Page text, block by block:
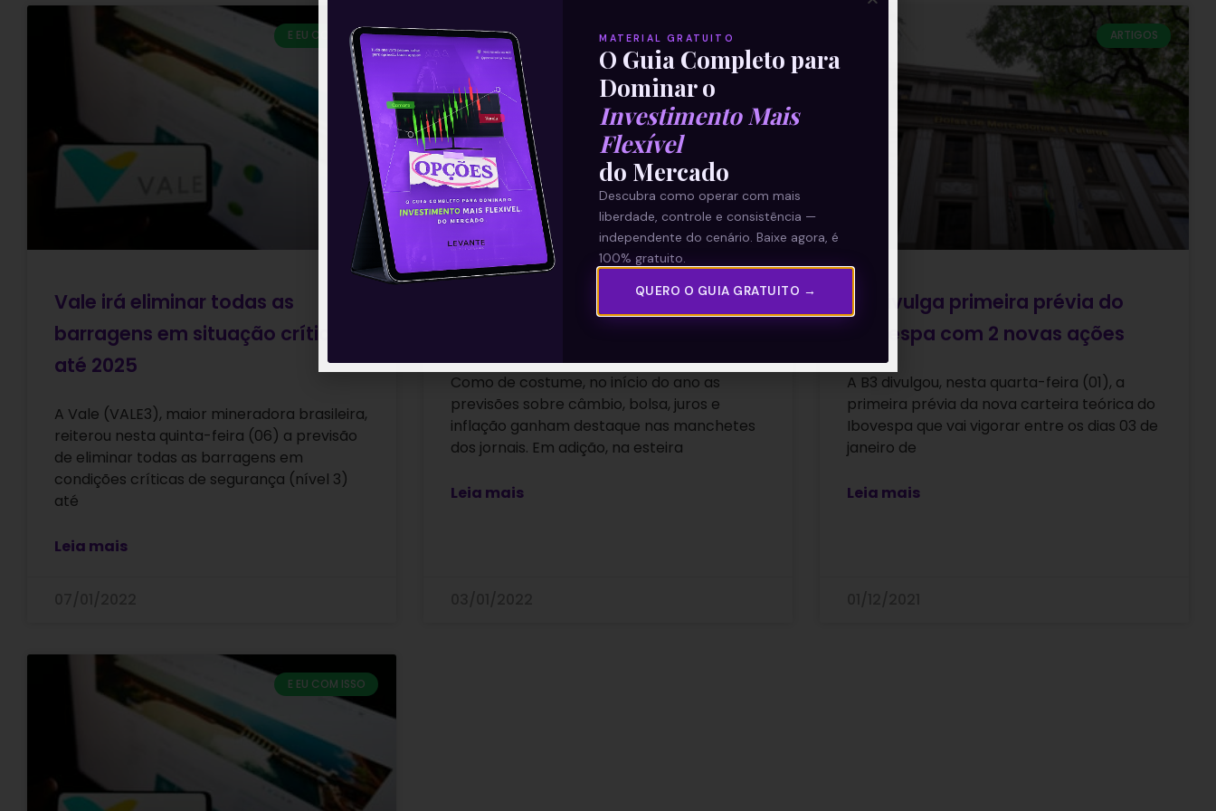
E EU COM ISSO
Vale irá eliminar todas as
barragens em situação crítica
até 2025
A Vale (VALE3), maior mineradora brasileira,
reiterou nesta quinta-feira (06) a previsão
de eliminar todas as barragens em
condições críticas de segurança (nível 3)
até
Leia mais
E EU COM ISSO
Panorama para as commodities
Como de costume, no início do ano as
previsões sobre câmbio, bolsa, juros e
inflação ganham destaque nas manchetes
dos jornais. Em adição, na esteira
Leia mais
ARTIGOS
B3 divulga primeira prévia do
Ibovespa com 2 novas ações
A B3 divulgou, nesta quarta-feira (01), a
primeira prévia da nova carteira teórica do
Ibovespa que vai vigorar entre os dias 03 de
janeiro de
Leia mais
E EU COM ISSO
MATERIAL GRATUITO
O Guia Completo para
Dominar o
Investimento Mais
Flexível
do Mercado
Descubra como operar com mais
liberdade, controle e consistência —
independente do cenário. Baixe agora, é
100% gratuito.
QUERO O GUIA GRATUITO →